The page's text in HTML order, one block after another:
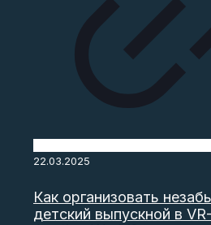
22.03.2025
Как организовать
детский выпускной в